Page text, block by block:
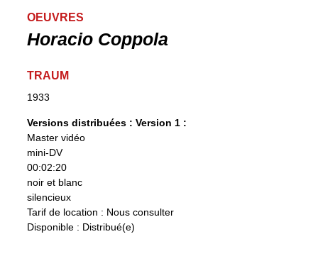
OEUVRES
Horacio Coppola
TRAUM
1933
Versions distribuées : Version 1 :
Master vidéo
mini-DV
00:02:20
noir et blanc
silencieux
Tarif de location : Nous consulter
Disponible : Distribué(e)